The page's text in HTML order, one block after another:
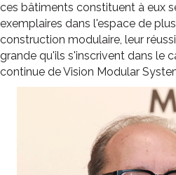
ces bâtiments constituent à eux
exemplaires dans l'espace de
construction modulaire, leur
grande qu'ils s'inscrivent dans le
continue de Vision Modular